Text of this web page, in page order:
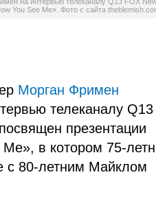
You See Me». Фото с сайта
Морган Фримен
телеканалу Q13
презентации
в котором 75-
с 80-летним Майклом